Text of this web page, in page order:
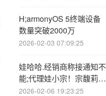
H;armonyOS 5终端设备
数量突破2000万
2026-02-03 07:09:25
娃哈哈.经销商称接通知不
能;代理娃小宗！宗馥莉离
职是否需要离任审计？官
2026-02-06 19:23:25